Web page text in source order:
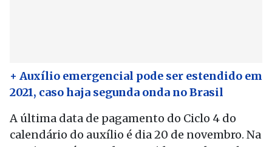
+ Auxílio emergencial pode ser estendido em
2021, caso haja segunda onda no Brasil
A última data de pagamento do Ciclo 4 do
calendário do auxílio é dia 20 de novembro. Na